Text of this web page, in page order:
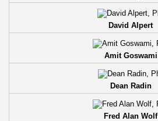
David Alpert
Amit Goswami
Dean Radin
Fred Alan Wolf